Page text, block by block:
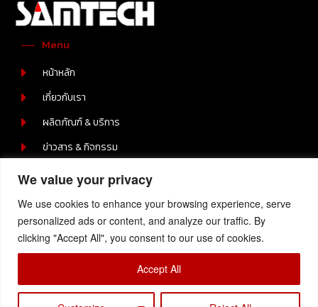
We value your privacy
We use cookies to enhance your browsing experience, serve
personalized ads or content, and analyze our traffic. By
clicking "Accept All", you consent to our use of cookies.
Accept All
Menu
หน้าหลัก
เกี่ยวกับเรา
ผลิตภัณฑ์ & บริการ
ข่าวสาร & กิจกรรม
ร่วมงานกับเรา
ติดต่อเรา
Contact Us
219/2 หมู่ 6 ต.บ่อวิน อ.ศรีราชา ชลบุรี 20230